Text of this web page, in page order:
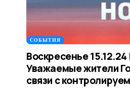
СОБЫТИЯ
Воскресенье
Уважаемые жители
связи с